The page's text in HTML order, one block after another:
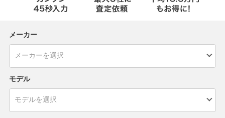
メーカー
モデル